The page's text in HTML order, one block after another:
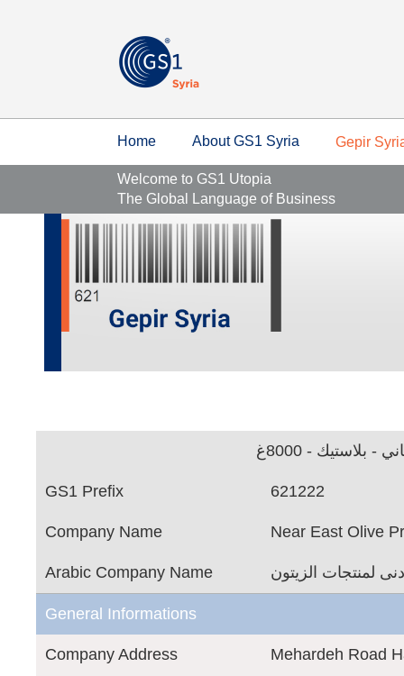
Home About GS1 Syria Gepir
Welcome to GS1 Utopia
The Global Language of Business
بلاستيك - 8000غ
GS1 Prefix 621222
Company Name Near East Olive
Arabic Company Name لمنتجات الزيتون
General Informations
Company Address Mehardeh Road